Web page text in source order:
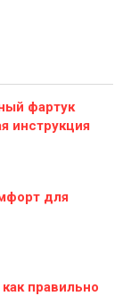
фартук
инструкция
для
правильно